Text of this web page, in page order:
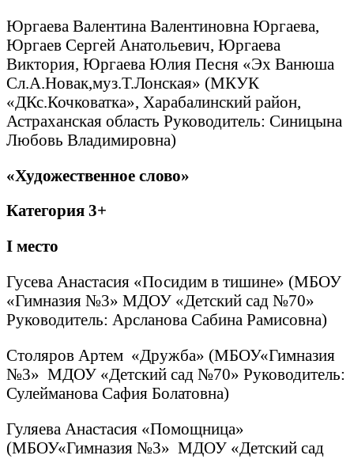
Юргаева Валентина Валентиновна Юргаева,
Юргаев Сергей Анатольевич, Юргаева
Виктория, Юргаева Юлия Песня «Эх Ванюша
Сл.А.Новак,муз.Т.Лонская» (МКУК
«ДКс.Кочковатка», Харабалинский район,
Астраханская область Руководитель: Синицына
Любовь Владимировна)
«Художественное слово»
Категория 3+
I место
Гусева Анастасия «Посидим в тишине» (МБОУ
«Гимназия №3» МДОУ «Детский сад №70»
Руководитель: Арсланова Сабина Рамисовна)
Столяров Артем «Дружба» (МБОУ«Гимназия
№3» МДОУ «Детский сад №70» Руководитель:
Сулейманова Сафия Болатовна)
Гуляева Анастасия «Помощница»
(МБОУ«Гимназия №3» МДОУ «Детский сад